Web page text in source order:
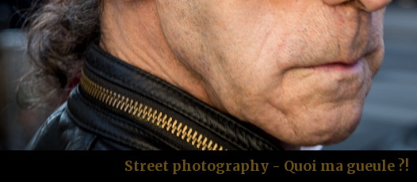
Street photography - Quoi ma gueule ?!